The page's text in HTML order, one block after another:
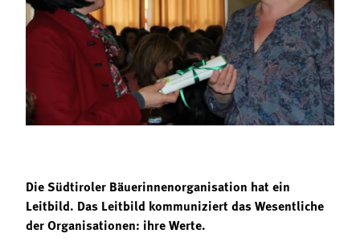
Mitgliedschaft
Landessekretariat
Bäuerliche Buffets
Hofgeschichten
Die Südtiroler Bäuerinnenorganisation hat ein
Leitbild. Das Leitbild kommuniziert das Wesentliche
der Organisationen: ihre Werte.